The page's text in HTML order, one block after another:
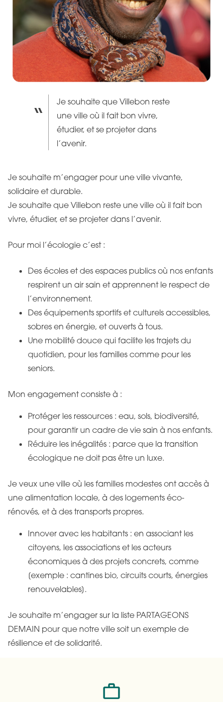
Je souhaite que Villebon reste
une ville où il fait bon vivre,
étudier, et se projeter dans
l’avenir.
Je souhaite m’engager pour une ville vivante,
solidaire et durable.
Je souhaite que Villebon reste une ville où il fait bon
vivre, étudier, et se projeter dans l’avenir.
Pour moi l’écologie c’est :
Des écoles et des espaces publics où nos enfants
respirent un air sain et apprennent le respect de
l’environnement.
Des équipements sportifs et culturels accessibles,
sobres en énergie, et ouverts à tous.
Une mobilité douce qui facilite les trajets du
quotidien, pour les familles comme pour les
seniors.
Mon engagement consiste à :
Protéger les ressources : eau, sols, biodiversité,
pour garantir un cadre de vie sain à nos enfants.
Réduire les inégalités : parce que la transition
écologique ne doit pas être un luxe.
Je veux une ville où les familles modestes ont accès à
une alimentation locale, à des logements éco-
rénovés, et à des transports propres.
Innover avec les habitants : en associant les
citoyens, les associations et les acteurs
économiques à des projets concrets, comme
[exemple : cantines bio, circuits courts, énergies
renouvelables].
Je souhaite m’engager sur la liste PARTAGEONS
DEMAIN pour que notre ville soit un exemple de
résilience et de solidarité.